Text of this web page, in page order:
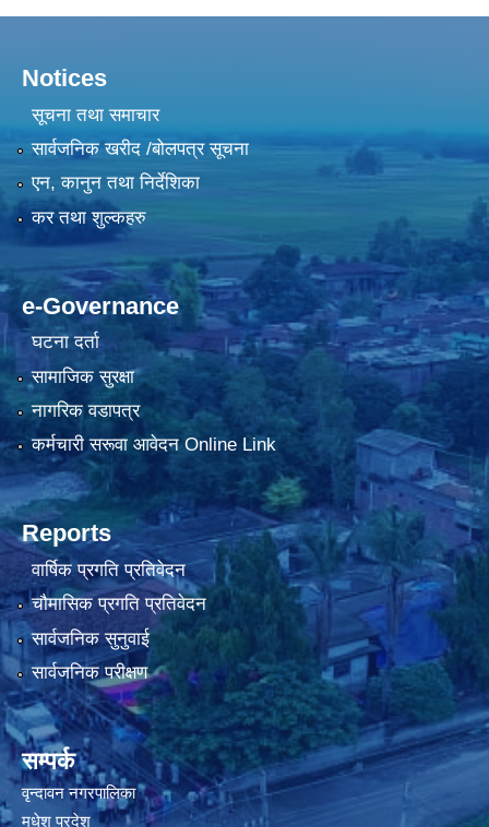
Notices
सूचना तथा समाचार
सार्वजनिक खरीद /बोलपत्र सूचना
एन, कानुन तथा निर्देशिका
कर तथा शुल्कहरु
e-Governance
घटना दर्ता
सामाजिक सुरक्षा
नागरिक वडापत्र
कर्मचारी सरूवा आवेदन Online Link
Reports
वार्षिक प्रगति प्रतिवेदन
चौमासिक प्रगति प्रतिवेदन
सार्वजनिक सुनुवाई
सार्वजनिक परीक्षण
सम्पर्क
वृन्दावन नगरपालिका
मधेश प्रदेश